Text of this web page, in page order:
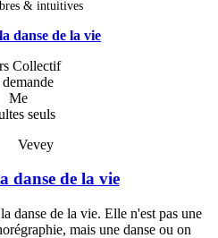
& intuitives
danse de la vie
Collectif
Me
seuls
Vevey
danse de la vie
danse de la vie. Elle n'est pas une
mais une danse ou on